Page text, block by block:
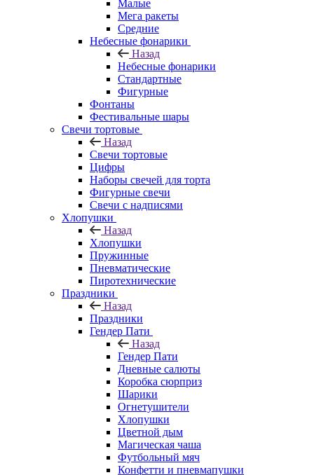
Малые
Мега ракеты
Средние
Небесные фонарики
Назад
Небесные фонарики
Стандартные
Фигурные
Фонтаны
Фестивальные шары
Свечи тортовые
Назад
Свечи тортовые
Цифры
Наборы свечей для торта
Фигурные свечи
Свечи с надписями
Хлопушки
Назад
Хлопушки
Пружинные
Пневматические
Пиротехнические
Праздники
Назад
Праздники
Гендер Пати
Назад
Гендер Пати
Дневные салюты
Коробка сюрприз
Шарики
Огнетушители
Хлопушки
Цветной дым
Магическая чаша
Футбольный мяч
Конфетти и пневмапушки